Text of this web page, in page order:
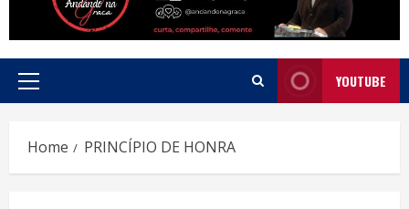
Primary
YOUTUBE
Home PRINCÍPIO DE HONRA